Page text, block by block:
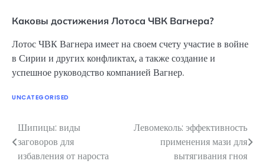
Каковы достижения Лотоса ЧВК Вагнера?
Лотос ЧВК Вагнера имеет на своем счету участие в войне
в Сирии и других конфликтах, а также создание и
успешное руководство компанией Вагнер.
UNCATEGORISED
Навигация
по
Шипицы: виды
заговоров для
избавления от нароста
Левомеколь: эффективность
применения мази для
вытягивания гноя